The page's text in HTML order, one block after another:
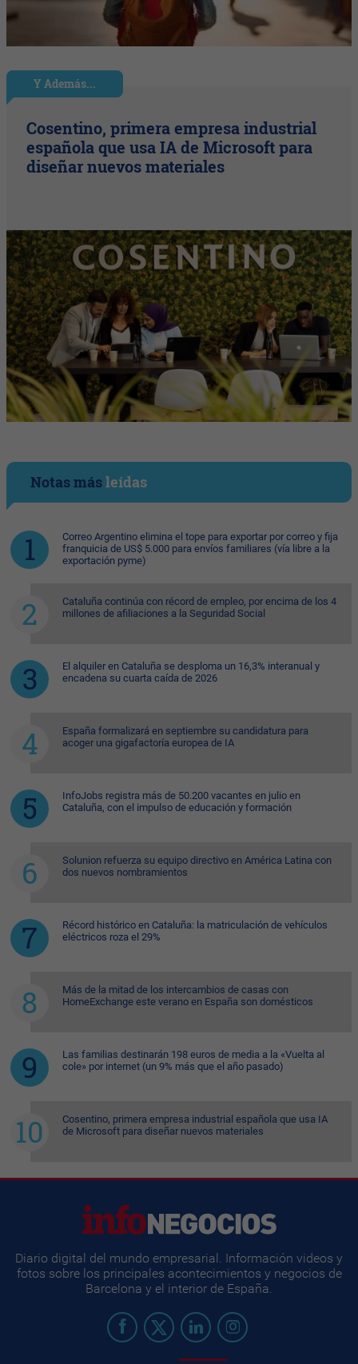
Y Además...
Cosentino, primera empresa industrial
española que usa IA de Microsoft para
diseñar nuevos materiales
Notas másleídas
Correo Argentino elimina el tope para exportar por correo y fija
franquicia de US$ 5.000 para envíos familiares (vía libre a la
exportación pyme)
Cataluña continúa con récord de empleo, por encima de los 4
millones de afiliaciones a la Seguridad Social
El alquiler en Cataluña se desploma un 16,3% interanual y
encadena su cuarta caída de 2026
España formalizará en septiembre su candidatura para
acoger una gigafactoría europea de IA
InfoJobs registra más de 50.200 vacantes en julio en
Cataluña, con el impulso de educación y formación
Solunion refuerza su equipo directivo en América Latina con
dos nuevos nombramientos
Récord histórico en Cataluña: la matriculación de vehículos
eléctricos roza el 29%
Más de la mitad de los intercambios de casas con
HomeExchange este verano en España son domésticos
Las familias destinarán 198 euros de media a la «Vuelta al
cole» por internet (un 9% más que el año pasado)
Cosentino, primera empresa industrial española que usa IA
de Microsoft para diseñar nuevos materiales
Diario digital del mundo empresarial. Información videos y
fotos sobre los principales acontecimientos y negocios de
Barcelona y el interior de España.